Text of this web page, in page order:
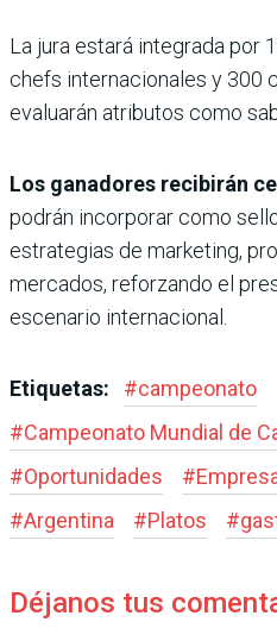
La jura estará integrada por
chefs internacionales y 300
evaluarán atributos como
Los ganadores recibirán
podrán incorporar como
estrategias de marketing,
mercados, reforzando el
escenario internacional.
Etiquetas: #campeonato
#Campeonato Mundial de
#Oportunidades #
#Argentina #Platos #
Déjanos tus